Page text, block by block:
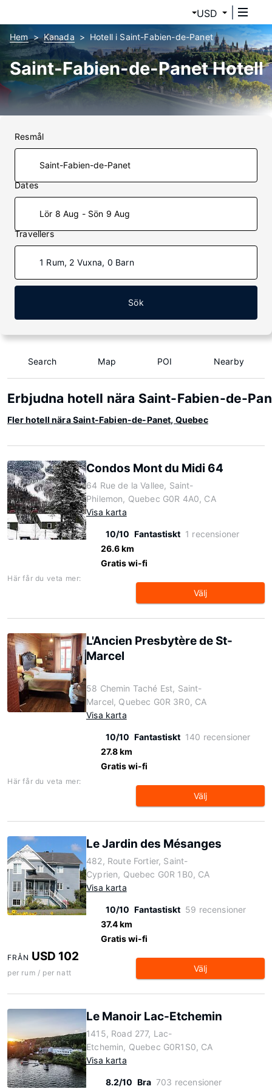
USD
Hem Kanada Hotell i Saint-Fabien-de-Panet
Saint-Fabien-de-Panet Hotell
Resmål
Dates
Lör 8 Aug - Sön 9 Aug
Travellers
1 Rum, 2 Vuxna, 0 Barn
Sök
Search Map POI Nearby
Erbjudna hotell nära Saint-Fabien-de-
Fler hotell nära Saint-Fabien-de-Panet, Quebec
Condos Mont du Midi 64
64 Rue de la Vallee, Saint-
Philemon, Quebec G0R 4A0, CA
Visa karta
10/10 Fantastiskt 1 recensioner
26.6 km
Gratis wi-fi
Här får du veta mer:
Välj
L'Ancien Presbytère de St-
Marcel
58 Chemin Taché Est, Saint-
Marcel, Quebec G0R 3R0, CA
Visa karta
10/10 Fantastiskt 140 recensioner
27.8 km
Gratis wi-fi
Här får du veta mer:
Välj
Le Jardin des Mésanges
482, Route Fortier, Saint-
Cyprien, Quebec G0R 1B0, CA
Visa karta
10/10 Fantastiskt 59 recensioner
37.4 km
Gratis wi-fi
FRÅN USD 102
per rum / per natt Välj
Le Manoir Lac-Etchemin
1415, Road 277, Lac-
Etchemin, Quebec G0R1S0, CA
Visa karta
8.2/10 Bra 703 recensioner